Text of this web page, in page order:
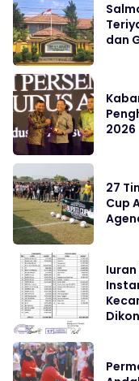
dan
2026
27
Cup
Iuran